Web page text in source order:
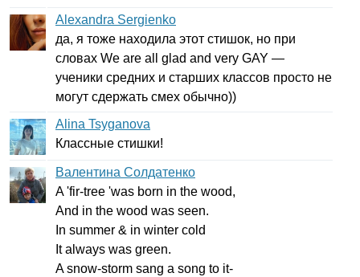
Alexandra Sergienko
да, я тоже находила этот стишок, но при
словах We are all glad and very GAY —
ученики средних и старших классов просто не
могут сдержать смех обычно))
Alina Tsyganova
Классные стишки!
Валентина Солдатенко
A'fir-tree 'was born in the wood,
And in the wood was seen.
In summer & in winter cold
It always was green.
A snow-storm sang a song to it-